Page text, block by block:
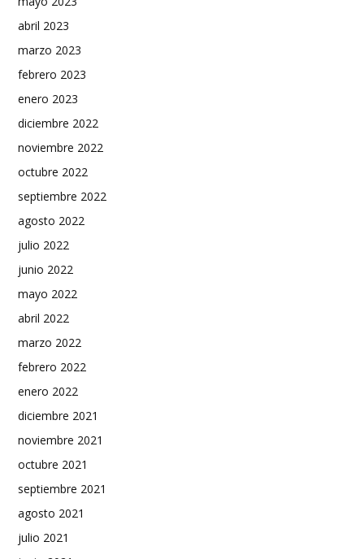
abril 2023
marzo 2023
febrero 2023
enero 2023
diciembre 2022
noviembre 2022
octubre 2022
septiembre 2022
agosto 2022
julio 2022
junio 2022
mayo 2022
abril 2022
marzo 2022
febrero 2022
enero 2022
diciembre 2021
noviembre 2021
octubre 2021
septiembre 2021
agosto 2021
julio 2021